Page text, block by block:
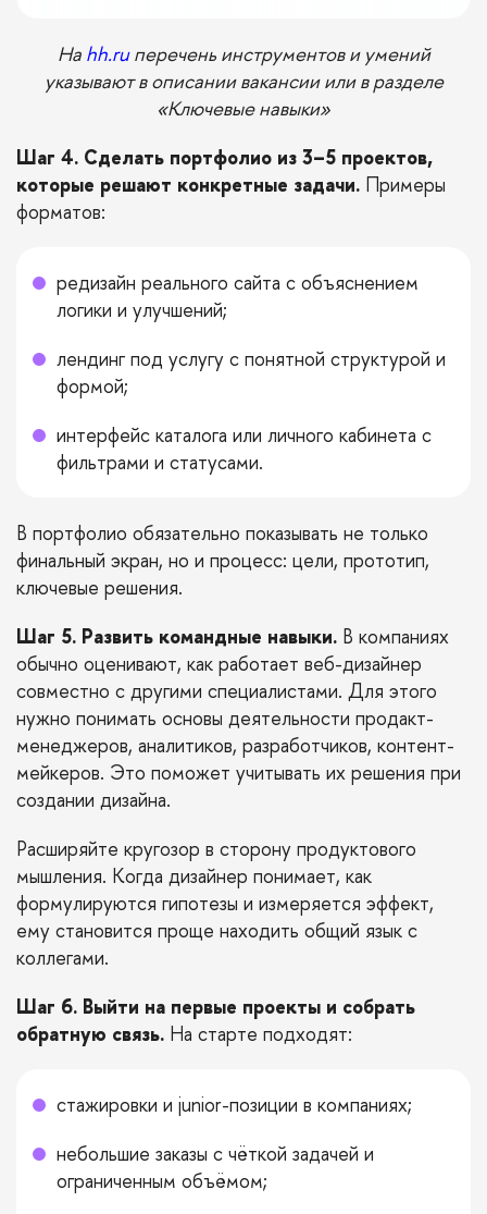
На hh.ruперечень инструментов и умений
указывают в описании вакансии или в разделе
«Ключевые навыки»
Шаг 4. Сделать портфолио из 3–5 проектов,
которые решают конкретные задачи. Примеры
форматов:
редизайн реального сайта с объяснением
логики и улучшений;
лендинг под услугу с понятной структурой и
формой;
интерфейс каталога или личного кабинета с
фильтрами и статусами.
В портфолио обязательно показывать не только
финальный экран, но и процесс: цели, прототип,
ключевые решения.
Шаг 5. Развить командные навыки. В компаниях
обычно оценивают, как работает веб-дизайнер
совместно с другими специалистами. Для этого
нужно понимать основы деятельности продакт-
менеджеров, аналитиков, разработчиков, контент-
мейкеров. Это поможет учитывать их решения при
создании дизайна.
Расширяйте кругозор в сторону продуктового
мышления. Когда дизайнер понимает, как
формулируются гипотезы и измеряется эффект,
ему становится проще находить общий язык с
коллегами.
Шаг 6. Выйти на первые проекты и собрать
обратную связь. На старте подходят:
стажировки и junior-позиции в компаниях;
небольшие заказы с чёткой задачей и
ограниченным объёмом;